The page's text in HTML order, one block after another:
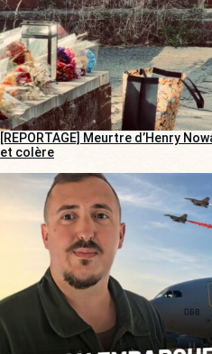
[REPORTAGE] Meurtre d’Henry
et colère